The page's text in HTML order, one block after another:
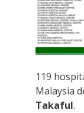
119
Malaysia
Takaful.